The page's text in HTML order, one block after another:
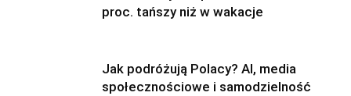
proc. tańszy niż w wakacje
Jak podróżują Polacy? AI, media
społecznościowe i samodzielność